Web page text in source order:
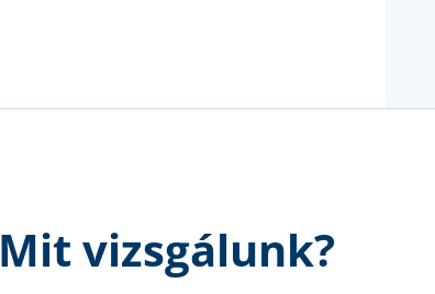
Mit vizsgálunk?